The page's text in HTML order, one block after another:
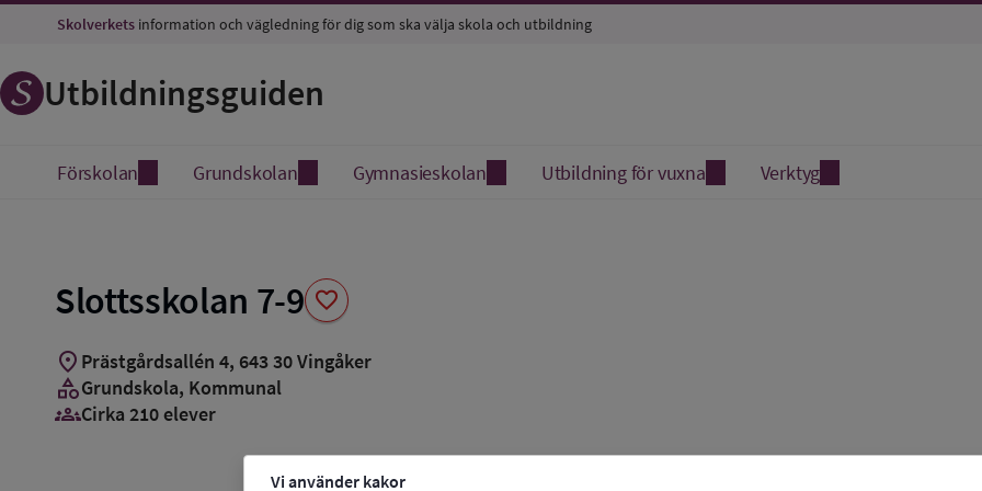
Vi använder kakor
Skolverkets information och vägledning för dig som ska välja skola och utbildning
Utbildningsguiden
Förskolan Grundskolan Gymnasieskolan Utbildning för vuxna Verktyg
Slottsskolan 7-9 favorite
Spara
location_on Prästgårdsallén 4, 643 30Vingåker
categoryGrundskola, Kommunal
groups_3Cirka 210 elever